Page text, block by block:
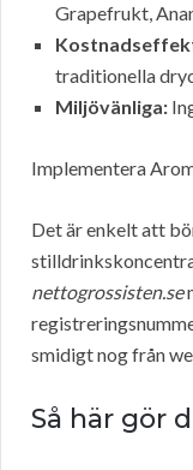
Grapefrukt,
traditionella
Miljövänliga:
Implementera
Det är enkelt att
nettogrossisten.se
smidigt nog från
Så här gör